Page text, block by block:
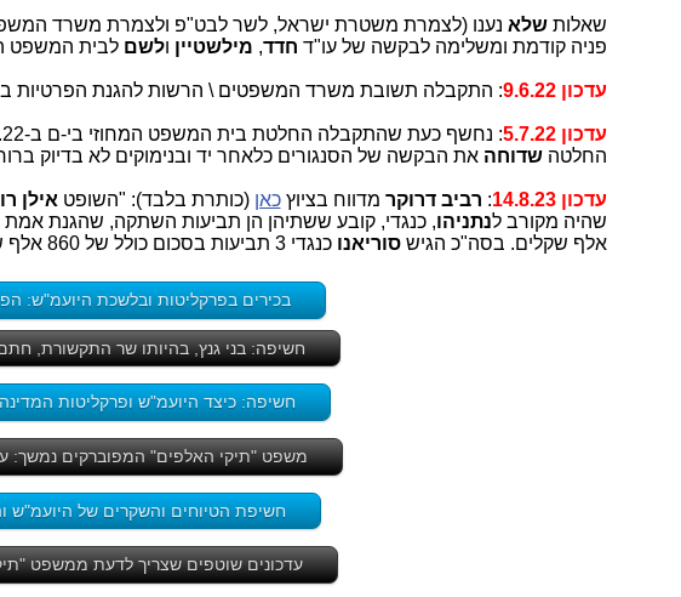
שאלותשלא נענו (לצמרת משטרת ישראל, לשר לבט"פ ולצמרת משרד
פניה קודמת ומשלימה לבקשה של עו"ד חדד, מילשטיין ולשם לבית המשפט
עדכון 9.6.22 : התקבלה תשובת משרד המשפטים \ הרשות להגנת הפרטיות
עדכון 5.7.22 : נחשף כעת שהתקבלה החלטת בית המשפט המחוזי בי-ם ב-30.6.22 בעניין "חשיפת ראיה חסויה" (עניינו של
החלטהשדוחהאת הבקשה של הסנגורים כלאחר יד ובנימוקים לא בדיוק
עדכון 14.8.23 : רביב דרוקר מדווח בציוץכאן (כותרת בלבד): "השופט אילן
שהיה מקורב לנתניהו
אלף שקלים. בסה"כ הגישסוריאנוכנגדי 3 תביעות בסכום כולל של 860 אלף שקלים. כולן נדחו."
בכירים בפרקליטות ובלשכת היועמ"ש:
חשיפה: בני גנץ, בהיותו שר התקשורת,
חשיפה: כיצד היועמ"ש ופרקליטות
משפט "תיקי האלפים" המפוברקים נמשך:
חשיפת הטיוחים והשקרים של היועמ"ש
עדכונים שוטפים שצריך לדעת ממשפט